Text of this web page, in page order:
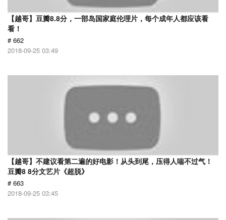
【越哥】豆瓣8.8分，一部岛国家庭伦理片，每个成年人都应该看
看！
# 662
2018-09-25 03:49
【越哥】不建议看第二遍的好电影！从头到尾，压得人喘不过气！
豆瓣8 8分文艺片《超脱》
# 663
2018-09-25 03:45